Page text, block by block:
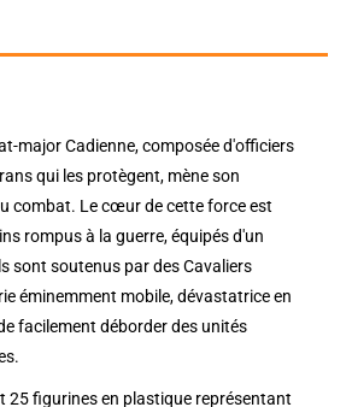
major Cadienne, composée d'officiers
qui les protègent, mène son
combat. Le cœur de cette force est
rompus à la guerre, équipés d'un
sont soutenus par des Cavaliers
éminemment mobile, dévastatrice en
facilement déborder des unités
25 figurines en plastique représentant